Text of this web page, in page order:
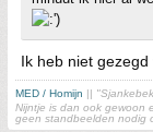
Ik heb niet
MED / Homijn ||
Nijntje is dan ook gewoon
geen standbeelden nodig